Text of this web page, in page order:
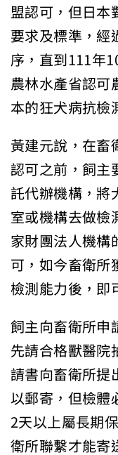
盟認可，但日
要求及標準，
序，直到111年
農林水產省認
本的狂犬病抗檢
黃建元說，在
認可之前，飼
託代辦機構，
室或機構去做
家財團法人機
可，如今畜衛
檢測能力後，
飼主向畜衛所
先請合格獸醫
請書向畜衛所
以郵寄，但檢
2天以上屬長期
衛所聯繫才能